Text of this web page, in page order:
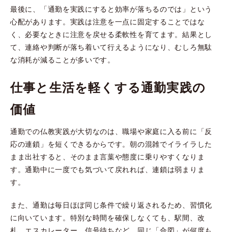
最後に、「通勤を実践にすると効率が落ちるのでは」という
心配があります。実践は注意を一点に固定することではな
く、必要なときに注意を戻せる柔軟性を育てます。結果とし
て、連絡や判断が落ち着いて行えるようになり、むしろ無駄
な消耗が減ることが多いです。
仕事と生活を軽くする通勤実践の
価値
通勤での仏教実践が大切なのは、職場や家庭に入る前に「反
応の連鎖」を短くできるからです。朝の混雑でイライラした
まま出社すると、そのまま言葉や態度に乗りやすくなりま
す。通勤中に一度でも気づいて戻れれば、連鎖は弱まりま
す。
また、通勤は毎日ほぼ同じ条件で繰り返されるため、習慣化
に向いています。特別な時間を確保しなくても、駅間、改
札、エスカレーター、信号待ちなど、同じ「合図」が何度も